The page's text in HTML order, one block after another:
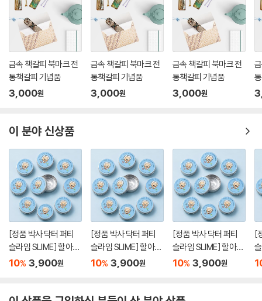
금속 책갈피 북마크 전
통책갈피 기념품
3,000원
금속 책갈피 북마크 전
통책갈피 기념품
3,000원
금속 책갈피 북마크 전
통책갈피 기념품
3,000원
이 분야 신상품
[정품 박사 닥터 퍼티
슬라임 SLIME] 할아버
지 박사님 투명 오로라
묻는 스퀴시
10% 3,900원
[정품 박사 닥터 퍼티
슬라임 SLIME] 할아버
지 박사님 투명 오로라
묻는 스퀴시
10% 3,900원
[정품 박사 닥터 퍼티
슬라임 SLIME] 할아버
지 박사님 투명 오로라
묻는 스퀴시
10% 3,900원
[